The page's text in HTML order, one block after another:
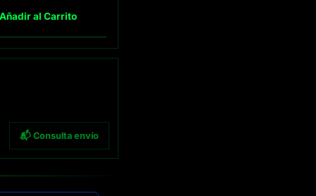
Añadir al Carrito
📬 Consulta envío